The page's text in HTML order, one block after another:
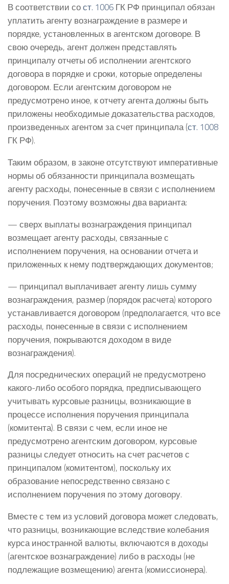
В соответствии сост. 1006 ГК РФ принципал обязан
уплатить агенту вознаграждение в размере и
порядке, установленных в агентском договоре. В
свою очередь, агент должен представлять
принципалу отчеты об исполнении агентского
договора в порядке и сроки, которые определены
договором. Если агентским договором не
предусмотрено иное, к отчету агента должны быть
приложены необходимые доказательства расходов,
произведенных агентом за счет принципала (ст. 1008
ГК РФ).
Таким образом, в законе отсутствуют императивные
нормы об обязанности принципала возмещать
агенту расходы, понесенные в связи с исполнением
поручения. Поэтому возможны два варианта:
— сверх выплаты вознаграждения принципал
возмещает агенту расходы, связанные с
исполнением поручения, на основании отчета и
приложенных к нему подтверждающих документов;
— принципал выплачивает агенту лишь сумму
вознаграждения, размер (порядок расчета) которого
устанавливается договором (предполагается, что все
расходы, понесенные в связи с исполнением
поручения, покрываются доходом в виде
вознаграждения).
Для посреднических операций не предусмотрено
какого-либо особого порядка, предписывающего
учитывать курсовые разницы, возникающие в
процессе исполнения поручения принципала
(комитента). В связи с чем, если иное не
предусмотрено агентским договором, курсовые
разницы следует относить на счет расчетов с
принципалом (комитентом), поскольку их
образование непосредственно связано с
исполнением поручения по этому договору.
Вместе с тем из условий договора может следовать,
что разницы, возникающие вследствие колебания
курса иностранной валюты, включаются в доходы
(агентское вознаграждение) либо в расходы (не
подлежащие возмещению) агента (комиссионера).